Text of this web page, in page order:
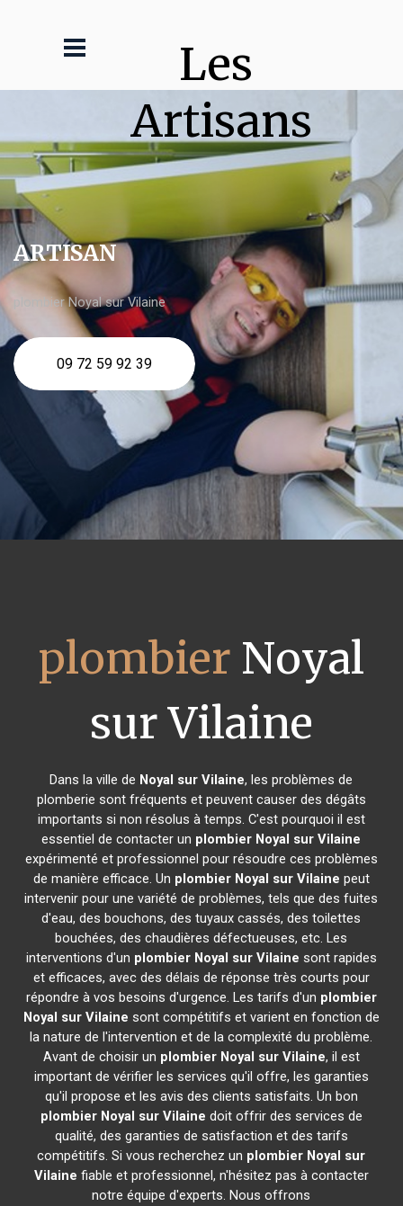
Les
Artisans
ARTISAN
plombier Noyal sur Vilaine
09 72 59 92 39
plombier Noyal
sur Vilaine
Dans la ville de Noyal sur Vilaine, les problèmes de
plomberie sont fréquents et peuvent causer des dégâts
importants si non résolus à temps. C'est pourquoi il est
essentiel de contacter un plombier Noyal sur Vilaine
expérimenté et professionnel pour résoudre ces problèmes
de manière efficace. Un plombier Noyal sur Vilaine peut
intervenir pour une variété de problèmes, tels que des fuites
d'eau, des bouchons, des tuyaux cassés, des toilettes
bouchées, des chaudières défectueuses, etc. Les
interventions d'un plombier Noyal sur Vilaine sont rapides
et efficaces, avec des délais de réponse très courts pour
répondre à vos besoins d'urgence. Les tarifs d'un plombier
Noyal sur Vilaine sont compétitifs et varient en fonction de
la nature de l'intervention et de la complexité du problème.
Avant de choisir un plombier Noyal sur Vilaine, il est
important de vérifier les services qu'il offre, les garanties
qu'il propose et les avis des clients satisfaits. Un bon
plombier Noyal sur Vilaine doit offrir des services de
qualité, des garanties de satisfaction et des tarifs
compétitifs. Si vous recherchez un plombier Noyal sur
Vilaine fiable et professionnel, n'hésitez pas à contacter
notre équipe d'experts. Nous offrons